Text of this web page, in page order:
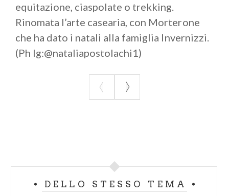
equitazione, ciaspolate o trekking.
Rinomata l’arte casearia, con Morterone
che ha dato i natali alla famiglia Invernizzi.
(Ph Ig:@nataliapostolachi1)
DELLO STESSO TEMA